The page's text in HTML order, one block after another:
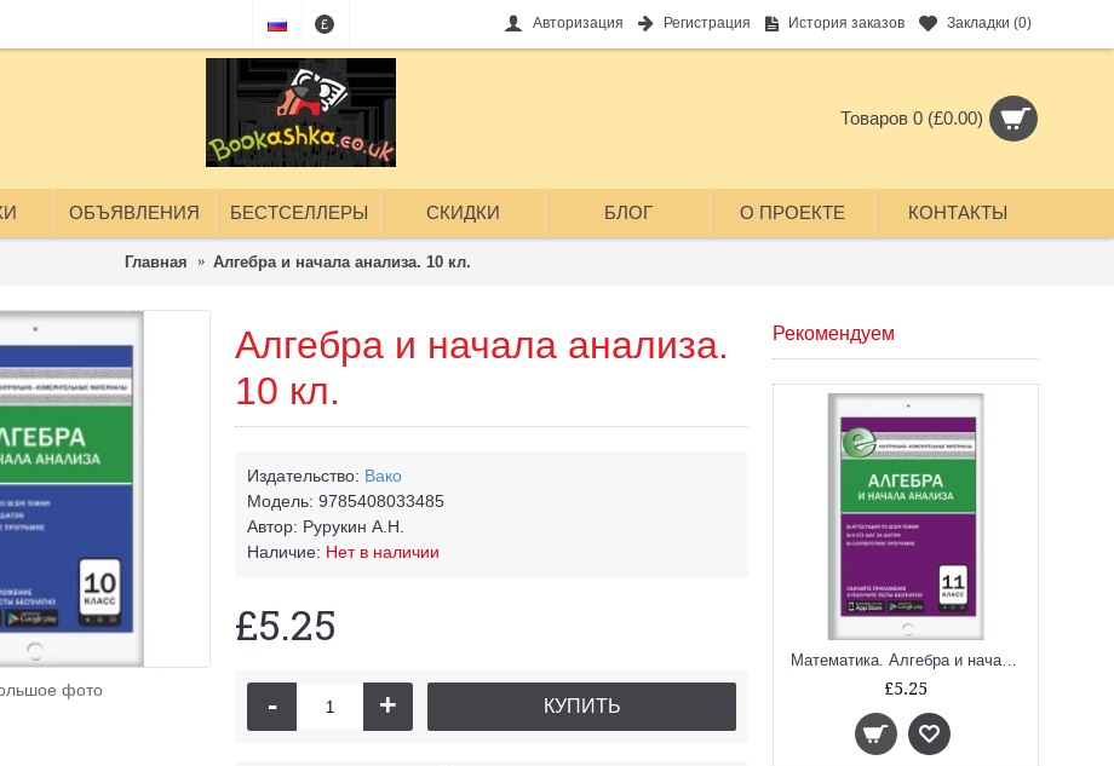
£ Авторизация Регистрация История заказов Закладки (0)
Товаров 0 (£0.00)
ОБЪЯВЛЕНИЯ БЕСТСЕЛЛЕРЫ СКИДКИ БЛОГ О ПРОЕКТЕ КОНТАКТЫ
Главная Алгебра и начала анализа. 10 кл.
Рекомендуем
Математика. Алгебра и начала анализа. 11 кл.
£5.25
фото
Алгебра и начала анализа.
10 кл.
Издательство: Вако
Модель: 9785408033485
Автор: Рурукин А.Н.
Наличие: Нет в наличии
£5.25
- + КУПИТЬ